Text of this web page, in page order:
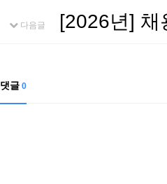
다음글 [2026년] 채
댓글 0